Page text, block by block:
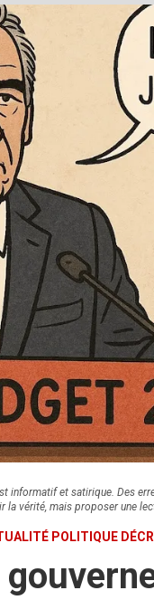
informatif et satirique. Des
la vérité, mais proposer une
POLITIQUE